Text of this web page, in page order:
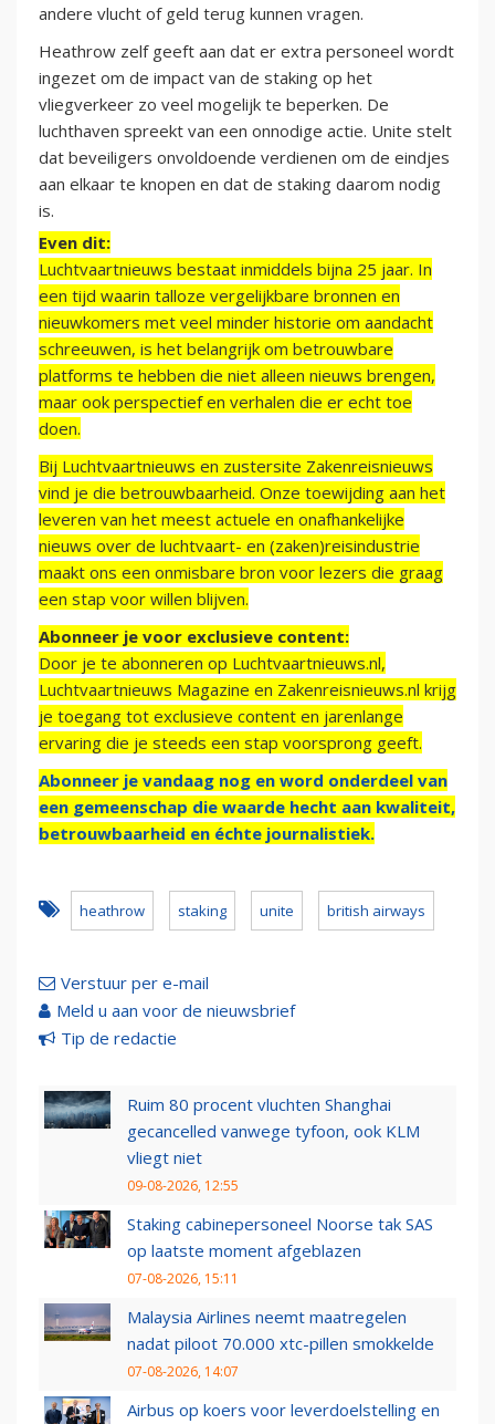
andere vlucht of geld terug kunnen vragen.
Heathrow zelf geeft aan dat er extra personeel wordt
ingezet om de impact van de staking op het
vliegverkeer zo veel mogelijk te beperken. De
luchthaven spreekt van een onnodige actie. Unite stelt
dat beveiligers onvoldoende verdienen om de eindjes
aan elkaar te knopen en dat de staking daarom nodig
is.
Even dit:
Luchtvaartnieuws bestaat inmiddels bijna 25 jaar. In
een tijd waarin talloze vergelijkbare bronnen en
nieuwkomers met veel minder historie om aandacht
schreeuwen, is het belangrijk om betrouwbare
platforms te hebben die niet alleen nieuws brengen,
maar ook perspectief en verhalen die er echt toe
doen.
Bij Luchtvaartnieuws en zustersite Zakenreisnieuws
vind je die betrouwbaarheid. Onze toewijding aan het
leveren van het meest actuele en onafhankelijke
nieuws over de luchtvaart- en (zaken)reisindustrie
maakt ons een onmisbare bron voor lezers die graag
een stap voor willen blijven.
Abonneer je voor exclusieve content:
Door je te abonneren op Luchtvaartnieuws.nl,
Luchtvaartnieuws Magazine en Zakenreisnieuws.nl krijg
je toegang tot exclusieve content en jarenlange
ervaring die je steeds een stap voorsprong geeft.
Abonneer je vandaag nog en word onderdeel van
een gemeenschap die waarde hecht aan kwaliteit,
betrouwbaarheid en échte journalistiek.
heathrow staking unite british airways
Verstuur per e-mail
Meld u aan voor de nieuwsbrief
Tip de redactie
Ruim 80 procent vluchten Shanghai
gecancelled vanwege tyfoon, ook KLM
vliegt niet
09-08-2026, 12:55
Staking cabinepersoneel Noorse tak SAS
op laatste moment afgeblazen
07-08-2026, 15:11
Malaysia Airlines neemt maatregelen
nadat piloot 70.000 xtc-pillen smokkelde
07-08-2026, 14:07
Airbus op koers voor leverdoelstelling en